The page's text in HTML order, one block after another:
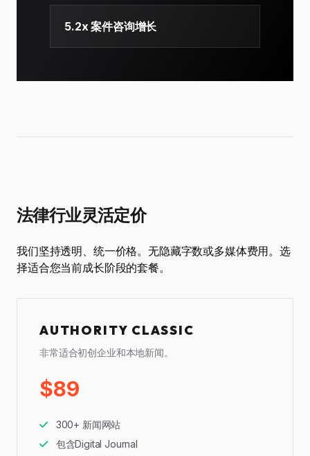
5.2x 案件咨询增长
法律行业灵活定价
我们坚持透明、统一价格。无隐藏字数或多媒体费用。选
择适合您当前成长阶段的套餐。
AUTHORITY CLASSIC
非常适合初创企业和本地新闻。
$89
300+ 新闻网站
包含Digital Journal